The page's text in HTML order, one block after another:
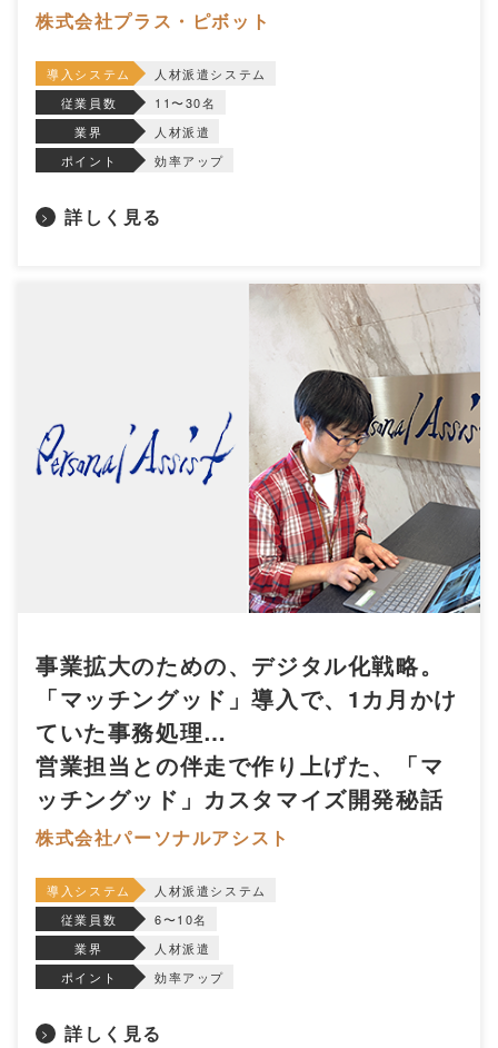
株式会社プラス・ピボット
導入システム
人材派遣システム
従業員数
11〜30名
業界
人材派遣
ポイント
効率アップ
> 詳しく見る
事業拡大のための、デジタル化戦略。
「マッチングッド」導入で、1カ月かけ
ていた事務処理…
営業担当との伴走で作り上げた、「マ
ッチングッド」カスタマイズ開発秘話
株式会社パーソナルアシスト
導入システム
人材派遣システム
従業員数
6〜10名
業界
人材派遣
ポイント
効率アップ
> 詳しく見る